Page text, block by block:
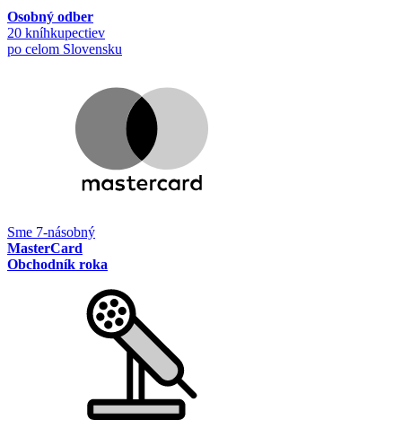
Osobný odber
20 kníhkupectiev
po celom Slovensku
Sme 7-násobný
MasterCard
Obchodník roka